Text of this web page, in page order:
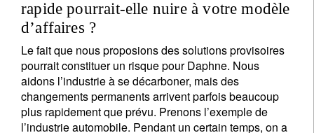
rapide pourrait-elle nuire à votre modèle
d’affaires ?
Le fait que nous proposions des solutions provisoires
pourrait constituer un risque pour Daphne. Nous
aidons l’industrie à se décarboner, mais des
changements permanents arrivent parfois beaucoup
plus rapidement que prévu. Prenons l’exemple de
l’industrie automobile. Pendant un certain temps, on a